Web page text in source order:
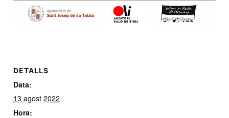
DETALLS
Data:
13 agost 2022
Hora: